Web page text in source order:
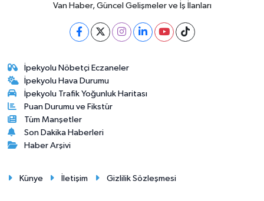
Van Haber, Güncel Gelişmeler ve İş İlanları
İpekyolu Nöbetçi Eczaneler
İpekyolu Hava Durumu
İpekyolu Trafik Yoğunluk Haritası
Puan Durumu ve Fikstür
Tüm Manşetler
Son Dakika Haberleri
Haber Arşivi
Künye İletişim Gizlilik Sözleşmesi